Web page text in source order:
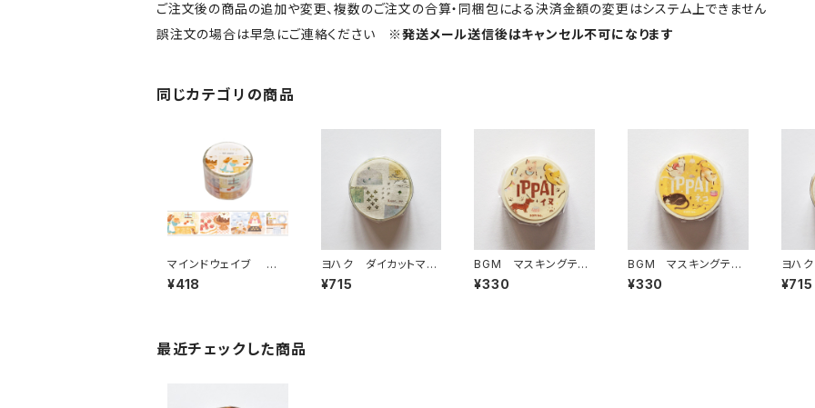
ご注文後の商品の追加や変更、複数のご注文の合算・同梱包による決済金額の変更はシステム上できません
誤注文の場合は早急にご連絡ください ※発送メール送信後はキャンセル不可になります
同じカテゴリの商品
マインドウェイブ 透
明クリアテープ95692
リル ストーリー bakin
¥418
ヨハク ダイカットマス
キングテープ ソナタ
YD-006
¥715
BGM マスキングテー
プ IPPAI・犬がいっぱい
¥330
BGM マスキングテー
プ IPPAI・猫がいっぱい
¥330
ヨハ
キン
ポ
¥715
最近チェックした商品